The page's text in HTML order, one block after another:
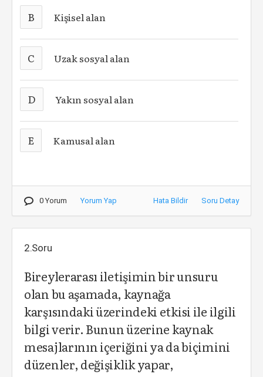
B Kişisel alan
C Uzak sosyal alan
D Yakın sosyal alan
E Kamusal alan
0 Yorum Yorum Yap Hata Bildir Soru Detay
2.Soru
Bireylerarası iletişimin bir unsuru
olan bu aşamada, kaynağa
karşısındaki üzerindeki etkisi ile ilgili
bilgi verir. Bunun üzerine kaynak
mesajlarının içeriğini ya da biçimini
düzenler, değişiklik yapar,